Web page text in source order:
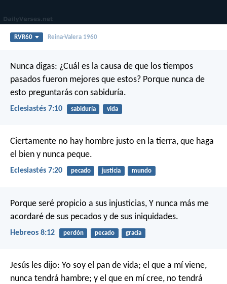
RVR60 Reina-Valera 1960
Nunca digas: ¿Cuál es la causa de que los tiempos
pasados fueron mejores que estos? Porque nunca de
esto preguntarás con sabiduría.
Eclesiastés 7:10 sabiduría vida
Ciertamente no hay hombre justo en la tierra, que haga
el bien y nunca peque.
Eclesiastés 7:20 pecado justicia mundo
Porque seré propicio a sus injusticias, Y nunca más me
acordaré de sus pecados y de sus iniquidades.
Hebreos 8:12 perdón pecado gracia
Jesús les dijo: Yo soy el pan de vida; el que a mí viene,
nunca tendrá hambre; y el que en mí cree, no tendrá